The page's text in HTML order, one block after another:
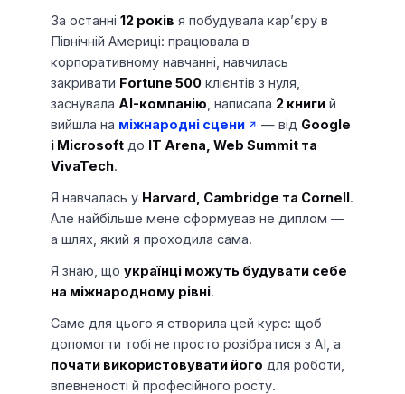
За останні 12 років я побудувала карʼєру в
Північній Америці: працювала в
корпоративному навчанні, навчилась
закривати Fortune 500 клієнтів з нуля,
заснувала AI-компанію , написала 2 книги й
вийшла на міжнародні сцени — від Google
і Microsoft до IT Arena, Web Summit та
VivaTech.
Я навчалась у Harvard, Cambridge та Cornell.
Але найбільше мене сформував не диплом —
а шлях, який я проходила сама.
Я знаю, що українці можуть будувати себе
на міжнародному рівні.
Саме для цього я створила цей курс: щоб
допомогти тобі не просто розібратися з AI, а
почати використовувати його для роботи,
впевненості й професійного росту.